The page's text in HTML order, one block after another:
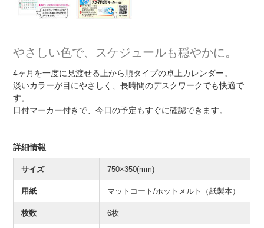
やさしい色で、スケジュールも穏やかに。
4ヶ月を一度に見渡せる上から順タイプの卓上カレンダー。
淡いカラーが目にやさしく、長時間のデスクワークでも快適で
す。
日付マーカー付きで、今日の予定もすぐに確認できます。
詳細情報
サイズ 750×350(mm)
用紙 マットコート/ホットメルト（紙製本）
枚数 6枚